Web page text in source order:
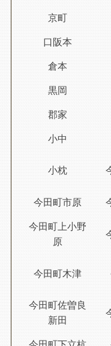
京町
口阪本
倉本
黒岡
郡家
小中
小枕
今田町市原
今田町上小野
原
今田町木津
今田町佐曽良
新田